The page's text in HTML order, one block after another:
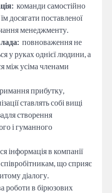
команди самостійно
досягати поставленої
менеджменту.
повноваження не
у руках однієї людини, а
між усіма членами
прибутку,
ставлять собі вищі
створення
і гуманного
інформація в компанії
що сприяє
діалогу.
роботи в бірюзових